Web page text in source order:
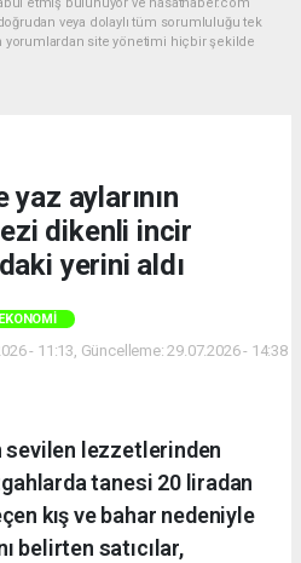
veya dolaylı tüm sorumluluğu tek
yorumlardan site yönetimi hiçbir şekilde
yaz aylarının
dikenli incir
yerini aldı
EKONOMI
- 11:13, Güncelleme: 29.07.2026 - 14:38
sevilen lezzetlerinden
tanesi 20 liradan
kış ve bahar nedeniyle
belirten satıcılar,